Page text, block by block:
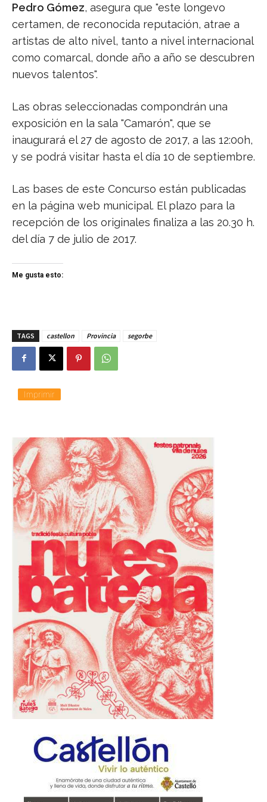
Pedro Gómez, asegura que "este longevo
certamen, de reconocida reputación, atrae a
artistas de alto nivel, tanto a nivel internacional
como comarcal, donde año a año se descubren
nuevos talentos".
Las obras seleccionadas compondrán una
exposición en la sala "Camarón", que se
inaugurará el 27 de agosto de 2017, a las 12:00h,
y se podrá visitar hasta el día 10 de septiembre.
Las bases de este Concurso están publicadas
en la página web municipal. El plazo para la
recepción de los originales finaliza a las 20.30 h.
del día 7 de julio de 2017.
Me gusta esto:
TAGS castellon Provincia segorbe
Imprimir